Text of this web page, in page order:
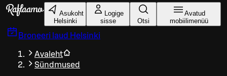
Liigu peamise sisu juurde
Asukoht
Helsinki
Logige
sisse
Otsi
Avatud
mobiilimenüü
Broneeri laud Helsinki
Avaleht
Sündmused